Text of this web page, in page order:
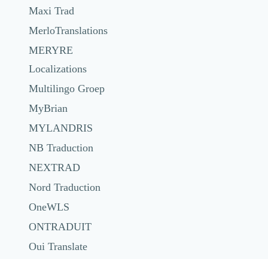
Maxi Trad
MerloTranslations
MERYRE
Localizations
Multilingo Groep
MyBrian
MYLANDRIS
NB Traduction
NEXTRAD
Nord Traduction
OneWLS
ONTRADUIT
Oui Translate